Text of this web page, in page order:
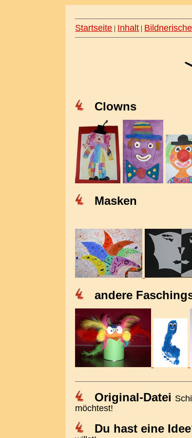
Startseite | Inhalt |
Clowns
Masken
andere
Original-Datei
möchtest!
Du hast eine